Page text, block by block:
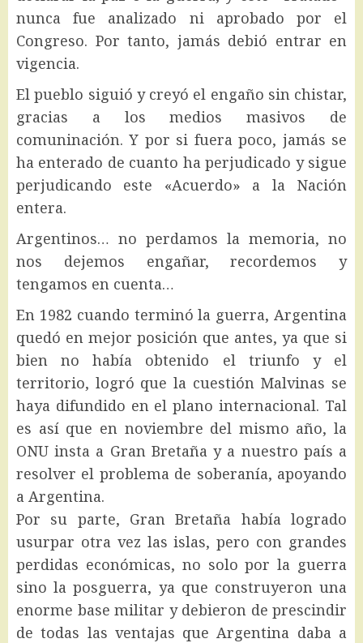
nunca fue analizado ni aprobado por el
Congreso. Por tanto, jamás debió entrar en
vigencia.
El pueblo siguió y creyó el engaño sin chistar,
gracias a los medios masivos de
comuninación. Y por si fuera poco, jamás se
ha enterado de cuanto ha perjudicado y sigue
perjudicando este «Acuerdo» a la Nación
entera.
Argentinos… no perdamos la memoria, no
nos dejemos engañar, recordemos y
tengamos en cuenta…
En 1982 cuando terminó la guerra, Argentina
quedó en mejor posición que antes, ya que si
bien no había obtenido el triunfo y el
territorio, logró que la cuestión Malvinas se
haya difundido en el plano internacional. Tal
es así que en noviembre del mismo año, la
ONU insta a Gran Bretaña y a nuestro país a
resolver el problema de soberanía, apoyando
a Argentina.
Por su parte, Gran Bretaña había logrado
usurpar otra vez las islas, pero con grandes
perdidas económicas, no solo por la guerra
sino la posguerra, ya que construyeron una
enorme base militar y debieron de prescindir
de todas las ventajas que Argentina daba a